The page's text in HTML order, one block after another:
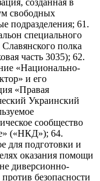
свободных
подразделения; 61.
специального
полка
часть 3035); 62.
«Национально-
и его
«Правая
Украинский
сообщество
(«НКД»); 64.
для подготовки и
оказания помощи
диверсионно-
безопасности